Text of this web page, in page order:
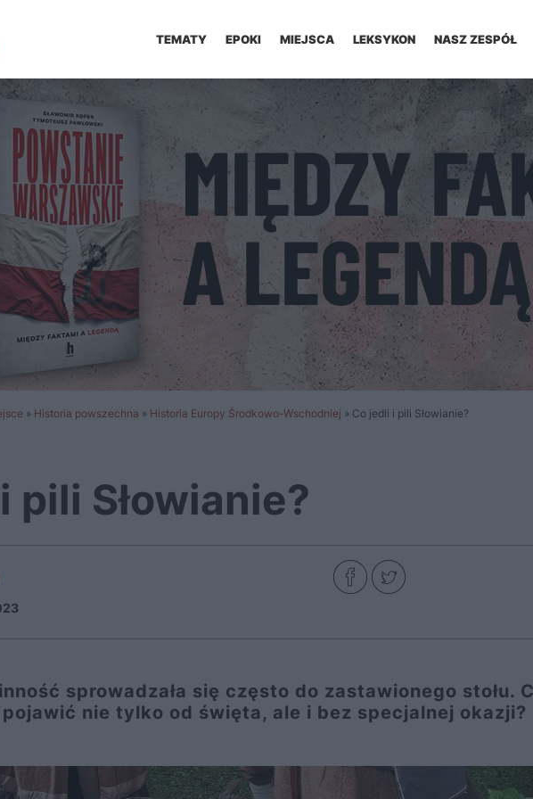
TEMATY EPOKI MIEJSCA LEKSYKON NASZ ZESPÓŁ
» Historia powszechna » Historia Europy Środkowo-Wschodniej » Co jedli i pili Słowianie?
pili Słowianie?
sprowadzała się często do zastawionego stołu.
pojawić nie tylko od święta, ale i bez specjalnej okazji?